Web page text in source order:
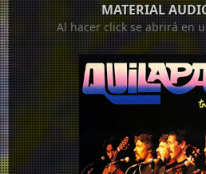
MATERIAL
Al hacer click se abrirá en